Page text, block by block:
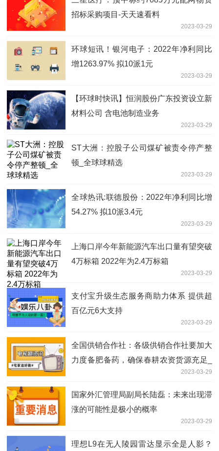
招标采购项目-天天速看料
2023-03-29
环球短讯！银河电子：2022年净利同比
增1263.97% 拟10派1元
2023-03-29
【环球时快讯】恒润股份广东投资设立新
材料公司 含电池制造业务
2023-03-29
ST大洲：控股子公司煤矿被责令停产整
顿_全球球精选
2023-03-29
全球热讯:联德股份：2022年净利同比增
54.27% 拟10派3.4元
2023-03-29
上海口岸今年新能源汽车出口量有望突破
4万标箱 2022年为2.4万标箱
2023-03-29
支付宝升级生态服务商助力体系 提供超
百亿元6大支持
2023-03-29
全国供销合作社：各级供销合作社要加大
力度备肥备药，确保春耕农资货源充足_
2023-03-29
国家外汇管理局副局长陆磊：未来出现滞
涨的可能性是极小的概率
2023-03-29
理想L9在无人陵园雷达显示全是人影？